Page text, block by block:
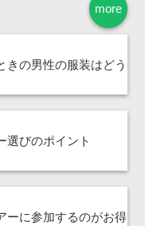
more
きの男性の服装はどう
選びのポイント
ーに参加するのがお得